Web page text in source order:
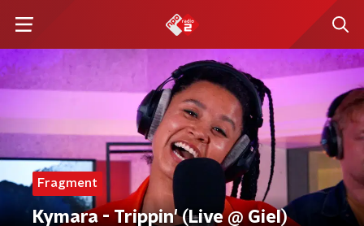
Fragment
Kymara - Trippin' (Live @ Giel)